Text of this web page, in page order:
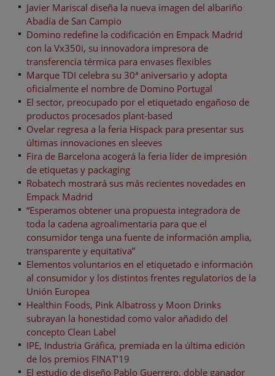
Javier Mariscal diseña la nueva imagen del albariño
Abadía de San Campio
Domino redefine la codificación en Empack Madrid
con la Vx350i, su innovadora impresora de
transferencia térmica para envases flexibles
Marque TDI celebra su 30ª aniversario y adopta
oficialmente el nombre de Domino Portugal
El sector, preocupado por el etiquetado engañoso de
productos procesados plant-based
Ovelar regresa a la feria Hispack para presentar sus
últimas innovaciones en sleeves
Fira de Barcelona acogerá la feria líder de impresión
de etiquetas y packaging
Robatech mostrará sus más recientes novedades en
Empack Madrid
“Esperamos obtener una propuesta integradora de
toda la cadena agroalimentaria para que el
consumidor tenga una fuente de información amplia,
transparente y equitativa”
Elementos voluntarios en el etiquetado e información
al consumidor y los distintos frentes regulatorios de la
Unión Europea
Healthin Foods, Pink Albatross y Moon Drinks
subrayan la honestidad como valor añadido del
concepto Clean Label
IPE, Industria Gráfica, premiada en la última edición
de los premios FINAT’19
El estudio de diseño Pablo Guerrero, doble ganador